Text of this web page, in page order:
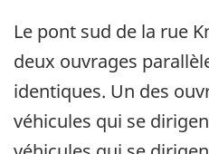
Le pont sud de la rue
deux ouvrages
identiques. Un des
véhicules qui se